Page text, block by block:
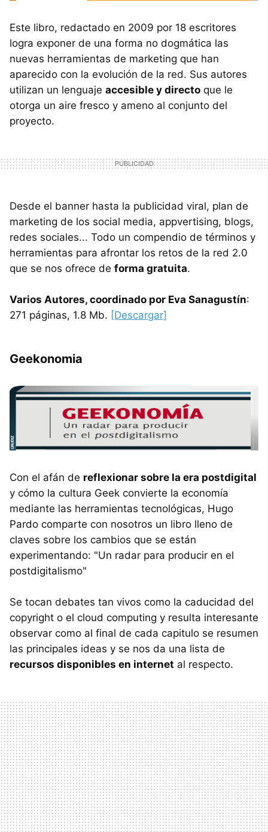
Este libro, redactado en 2009 por 18 escritores
logra exponer de una forma no dogmática las
nuevas herramientas de marketing que han
aparecido con la evolución de la red. Sus autores
utilizan un lenguaje accesible y directo que le
otorga un aire fresco y ameno al conjunto del
proyecto.
Desde el banner hasta la publicidad viral, plan de
marketing de los social media, appvertising, blogs,
redes sociales... Todo un compendio de términos y
herramientas para afrontar los retos de la red 2.0
que se nos ofrece de forma gratuita.
Varios Autores, coordinado por Eva Sanagustín:
271 páginas, 1.8 Mb. [Descargar]
Geekonomia
Con el afán de reflexionar sobre la era postdigital
y cómo la cultura Geek convierte la economía
mediante las herramientas tecnológicas, Hugo
Pardo comparte con nosotros un libro lleno de
claves sobre los cambios que se están
experimentando: "Un radar para producir en el
postdigitalismo"
Se tocan debates tan vivos como la caducidad del
copyright o el cloud computing y resulta interesante
observar como al final de cada capitulo se resumen
las principales ideas y se nos da una lista de
recursos disponibles en internet al respecto.